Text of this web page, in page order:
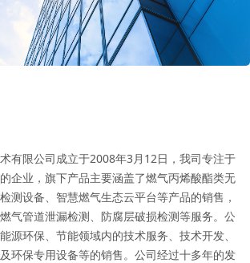
限公司成立于2008年3月12日，我司专注于
企业，旗下产品主要涵盖了燃气丙烯酸酯类无
测设备、智慧燃气生态云平台等产品的销售，
气管道泄漏检测、防腐层破损检测等服务。公
源环保、节能领域内的技术服务、技术开发、
环保专用设备等的销售。公司经过十多年的发